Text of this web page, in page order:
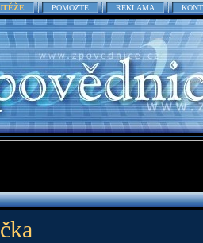
POMOZTE REKLAMA